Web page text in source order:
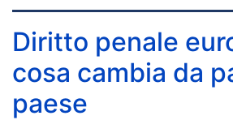
Diritto penale
cosa cambia da
paese